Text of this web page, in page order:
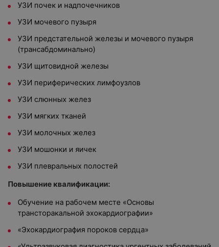
УЗИ почек и надпочечников
УЗИ мочевого пузыря
УЗИ предстательной железы и мочевого пузыря
(трансабдоминально)
УЗИ щитовидной железы
УЗИ периферических лимфоузлов
УЗИ слюнных желез
УЗИ мягких тканей
УЗИ молочных желез
УЗИ мошонки и яичек
УЗИ плевральных полостей
Повышение квалификации:
Обучение на рабочем месте «Основы
трансторакальной эхокардиографии»
«Эхокардиография пороков сердца»